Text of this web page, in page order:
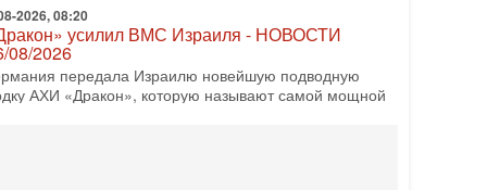
2026, 08:20
усилил ВМС Израиля - НОВОСТИ
08/2026
передала Израилю новейшую подводную
АХИ «Дракон», которую называют самой мощной
на Ближнем Востоке. Передача прошла на